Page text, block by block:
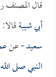
قال المصنف
أبي شيبة
سعيد- عن
النبي صلى